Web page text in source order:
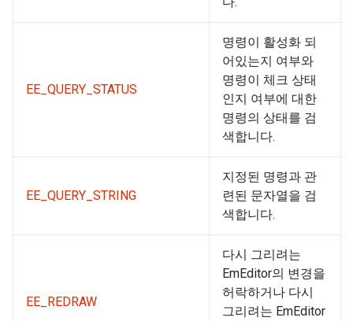
EE_QUERY_STATUS
명령이 활성화 되
어있는지 여부와
명령이 체크 상태
인지 여부에 대한
명령의 상태를 검
색합니다.
EE_QUERY_STRING
지정된 명령과 관
련된 문자열을 검
색합니다.
EE_REDRAW
다시 그리려는
EmEditor의 변경을
허락하거나 다시
그리려는 EmEditor